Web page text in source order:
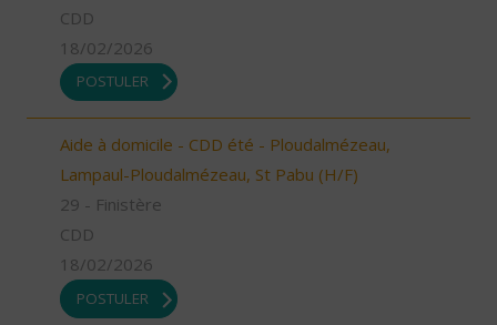
CDD
18/02/2026
POSTULER
Aide à domicile - CDD été - Ploudalmézeau,
Lampaul-Ploudalmézeau, St Pabu (H/F)
29 - Finistère
CDD
18/02/2026
POSTULER